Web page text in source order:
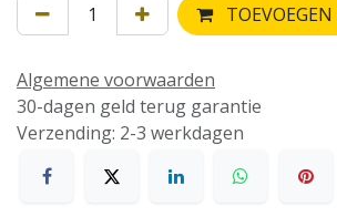
Algemene voorwaarden
30-dagen geld terug garantie
Verzending: 2-3 werkdagen